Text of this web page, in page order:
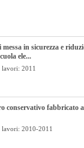
in sicurezza e
ele...
lavori: 2011
conservativo fabbricato
lavori: 2010-2011